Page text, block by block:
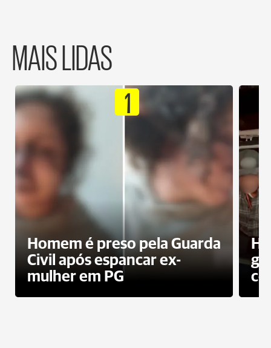
MAIS LIDAS
1
Homem é preso pela Guarda
Civil após espancar ex-
mulher em PG